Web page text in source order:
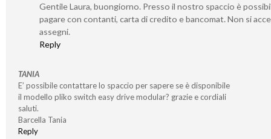
Gentile Laura, buongiorno. Presso il nostro spaccio è
pagare con contanti, carta di credito e bancomat. Non si
assegni.
Reply
TANIA
E’ possibile contattare lo spaccio per sapere se è disponibile
il modello pliko switch easy drive modular? grazie e cordiali
saluti.
Barcella Tania
Reply